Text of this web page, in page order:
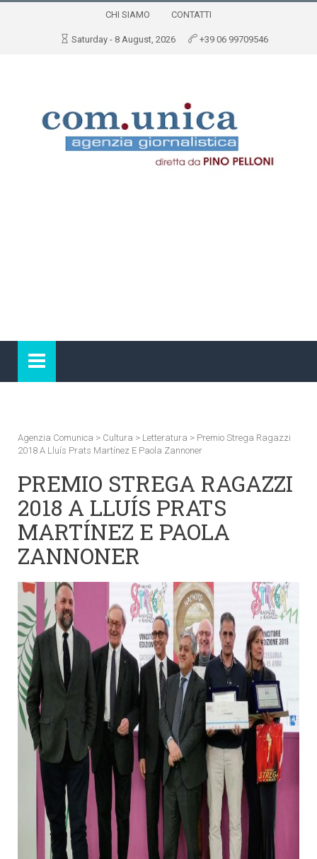
CHI SIAMO CONTATTI
Saturday - 8 August, 2026 +39 06 99709546
Agenzia Comunica > Cultura > Letteratura > Premio Strega Ragazzi
2018 A Lluís Prats Martínez E Paola Zannoner
PREMIO STREGA RAGAZZI
2018 A LLUÍS PRATS
MARTÍNEZ E PAOLA
ZANNONER